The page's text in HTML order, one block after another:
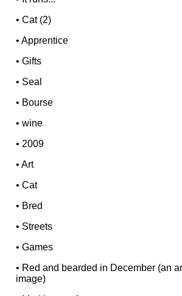
•Cat (2)
•Apprentice
•Gifts
• Seal
• Bourse
•wine
•2009
•Art
•Cat
• Bred
• Streets
•Games
• Red and bearded in December (an
image)